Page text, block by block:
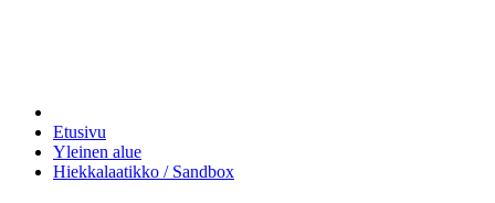
Etusivu
Yleinen alue
Hiekkalaatikko / Sandbox